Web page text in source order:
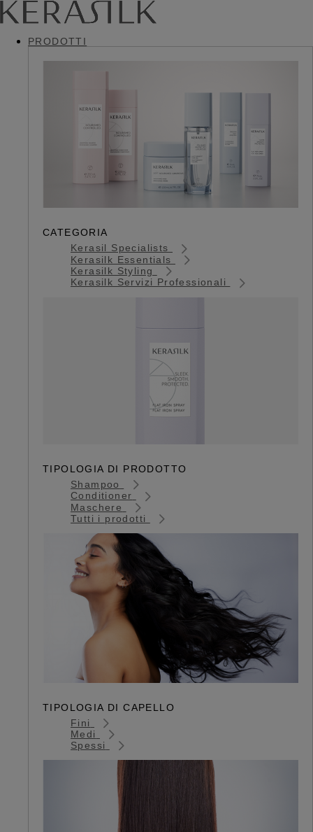
PRODOTTI
CATEGORIA
Kerasil Specialists
Kerasilk Essentials
Kerasilk Styling
Kerasilk Servizi Professionali
TIPOLOGIA DI PRODOTTO
Shampoo
Conditioner
Maschere
Tutti i prodotti
TIPOLOGIA DI CAPELLO
Fini
Medi
Spessi